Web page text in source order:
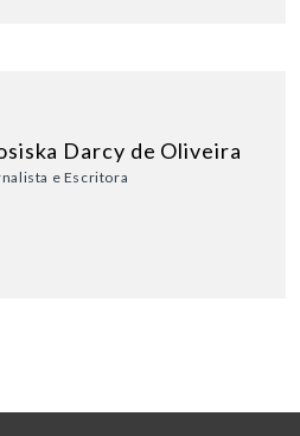
Darcy de Oliveira
e Escritora